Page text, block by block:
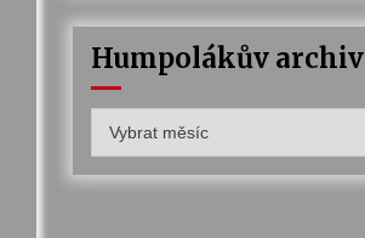
Humpolákův archiv
archiv